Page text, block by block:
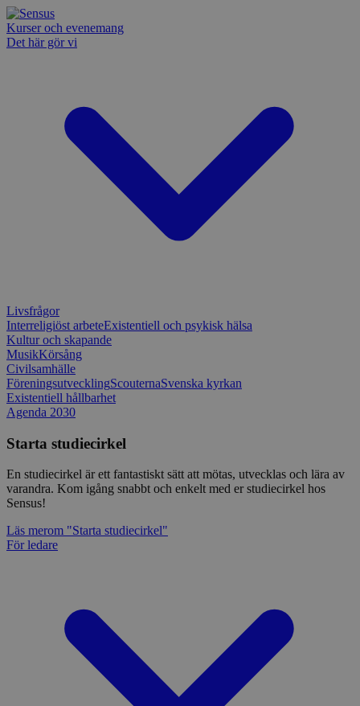
Kurser och evenemang
Det här gör vi
Livsfrågor
Interreligiöst arbeteExistentiell och psykisk hälsa
Kultur och skapande
MusikKörsång
Civilsamhälle
FöreningsutvecklingScouternaSvenska kyrkan
Existentiell hållbarhet
Agenda 2030
Starta studiecirkel
En studiecirkel är ett fantastiskt sätt att mötas, utvecklas och lära av
varandra. Kom igång snabbt och enkelt med er studiecirkel hos
Sensus!
Läs merom "Starta studiecirkel"
För ledare